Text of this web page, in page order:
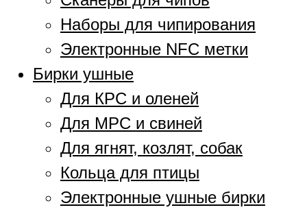
Наборы для чипирования
Электронные NFC метки
Бирки ушные
Для КРС и оленей
Для МРС и свиней
Для ягнят, козлят, собак
Кольца для птицы
Электронные ушные бирки